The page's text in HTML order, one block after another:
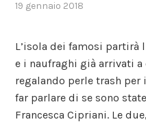
19 gennaio 2018
gossip,
programma
televisivo,
reality
L’isola dei famosi partirà
e i naufraghi già arrivati
regalando perle trash per
far parlare di se sono
Francesca Cipriani. Le